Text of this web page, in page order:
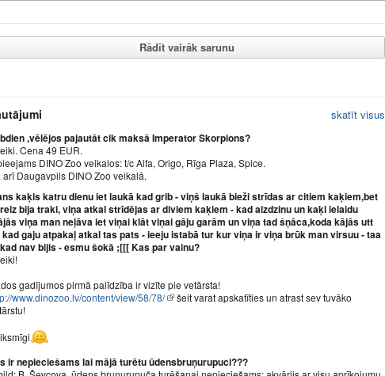
Rādīt vairāk sarunu
skatīt visus
,vēlējos pajautāt cik maksā Imperator Skorpions?
Cena 49 EUR.
DINO Zoo veikalos: t/c Alfa, Origo, Rīga Plaza, Spice.
arī Daugavpils DINO Zoo veikalā.
kaķis katru dienu iet laukā kad grib - viņš laukā bieži strīdas ar citiem kaķiem,bet
bija traki, viņa atkal strīdējas ar diviem kaķiem - kad aizdzinu un kaķi ielaidu
viņa man neļāva iet viņai klāt viņai gāju garām un viņa tad šņāca,koda kājās utt
kad gaju atpakaļ atkal tas pats - ieeju istabā tur kur viņa ir viņa brūk man virsuu - taa
nav bijis - esmu šokā ;[[[ Kas par vainu?
gadījumos pirmā palīdzība ir vizīte pie vetārsta!
www.dinozoo.lv/content/view/58/78/
šeit varat apskatīties un atrast sev tuvāko
ir nepieciešams lai mājā turētu ūdensbruņurupuci???